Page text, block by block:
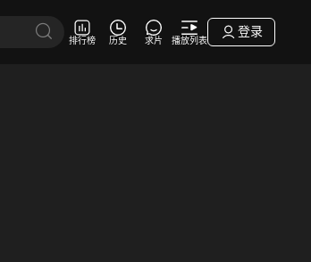
排行榜 历史 求片 播放列表
登录